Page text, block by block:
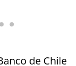
de Chile